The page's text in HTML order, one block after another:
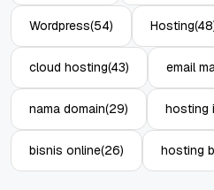
Wordpress(54) Hosting
cloud hosting(43) email
nama domain(29) hosting
bisnis online(26) hosting